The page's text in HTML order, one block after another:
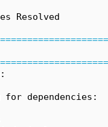
Resolved
====================
====================
dependencies: